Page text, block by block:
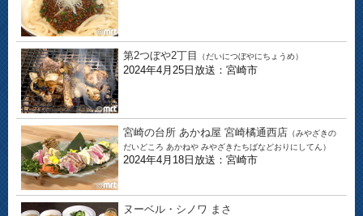
第2つぼや2丁目 （だいにつぼやにちょうめ）
2024年4月25日放送：宮崎市
宮崎の台所 あかね屋 宮崎橘通西店 （みやざきの
だいどころ あかねや みやざきたちばなどおりにしてん）
2024年4月18日放送：宮崎市
ヌーベル・シノワ まさ